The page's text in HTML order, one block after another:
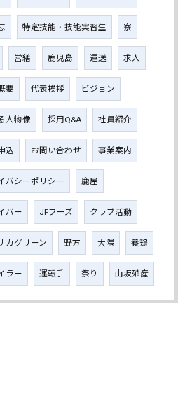
特定技能・技能実習生 寮
営繕 鹿児島 運送 求人
要 代表挨拶 ビジョン
人物像 採用Q&A 社員紹介
込 お問い合わせ 事業案内
バシーポリシー 鹿屋
バー JFフーズ クラブ活動
カグリーン 野方 大隅 養鶏
ラー 運転手 祭り 山坂殖産